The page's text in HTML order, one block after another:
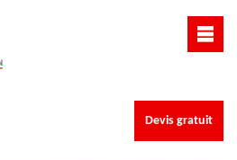
Devis gratuit